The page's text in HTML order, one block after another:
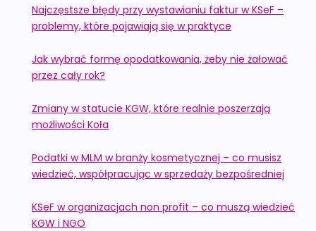
Najczęstsze błędy przy wystawianiu faktur w KSeF –
problemy, które pojawiają się w praktyce
Jak wybrać formę opodatkowania, żeby nie żałować
przez cały rok?
Zmiany w statucie KGW, które realnie poszerzają
możliwości Koła
Podatki w MLM w branży kosmetycznej – co musisz
wiedzieć, współpracując w sprzedaży bezpośredniej
KSeF w organizacjach non profit – co muszą wiedzieć
KGW i NGO